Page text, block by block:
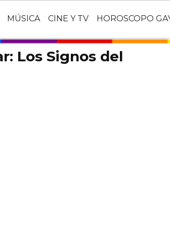
MÚSICA CINE Y TV HOROSCOPO
Los Signos del